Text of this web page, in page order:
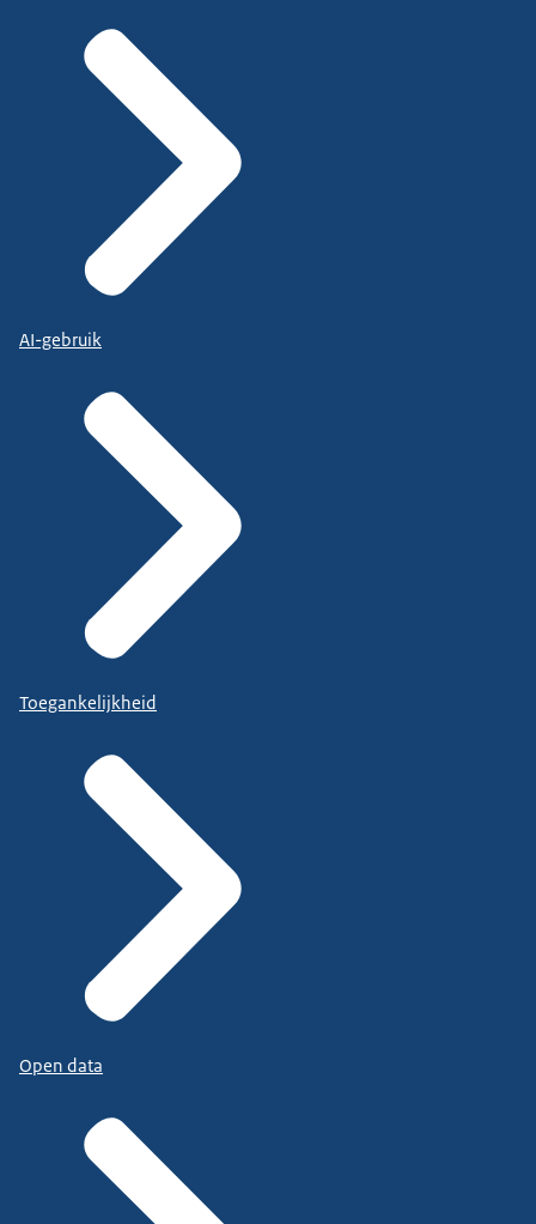
AI-gebruik
Toegankelijkheid
Open data